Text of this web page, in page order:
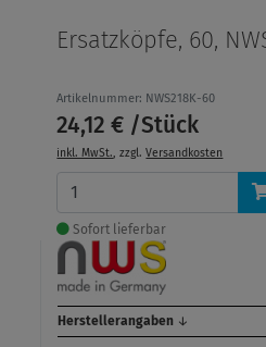
Ersatzköpfe, 60,
Artikelnummer: NWS218K-60
24,12 € /Stück
inkl. MwSt., zzgl.Versandkosten
Sofort lieferbar
Herstellerangaben ↓